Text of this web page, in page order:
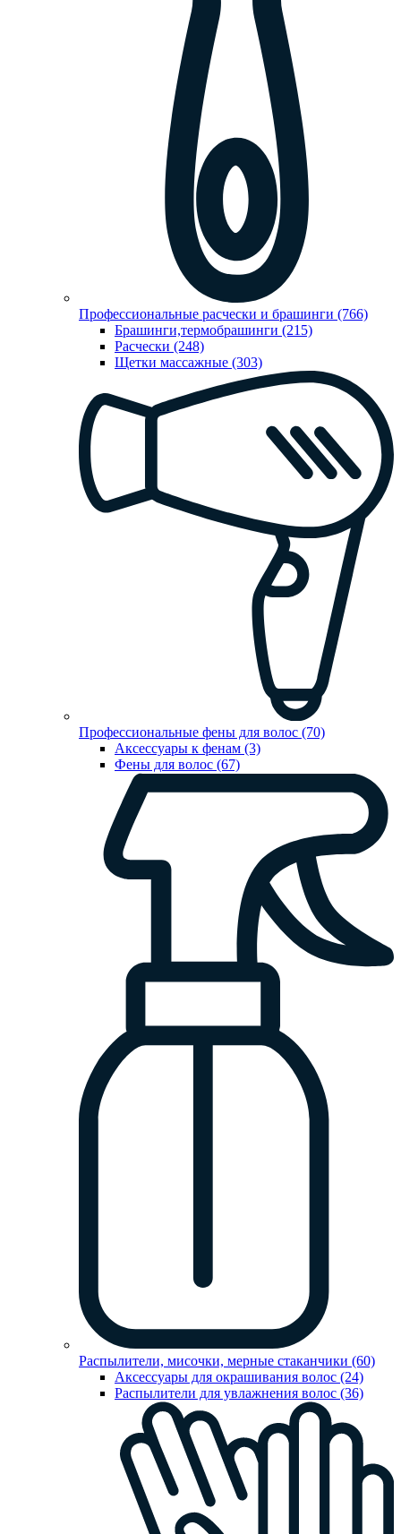
Профессиональные расчески и брашинги (766)
Брашинги,термобрашинги (215)
Расчески (248)
Щетки массажные (303)
Профессиональные фены для волос (70)
Аксессуары к фенам (3)
Фены для волос (67)
Распылители, мисочки, мерные стаканчики (60)
Аксессуары для окрашивания волос (24)
Распылители для увлажнения волос (36)